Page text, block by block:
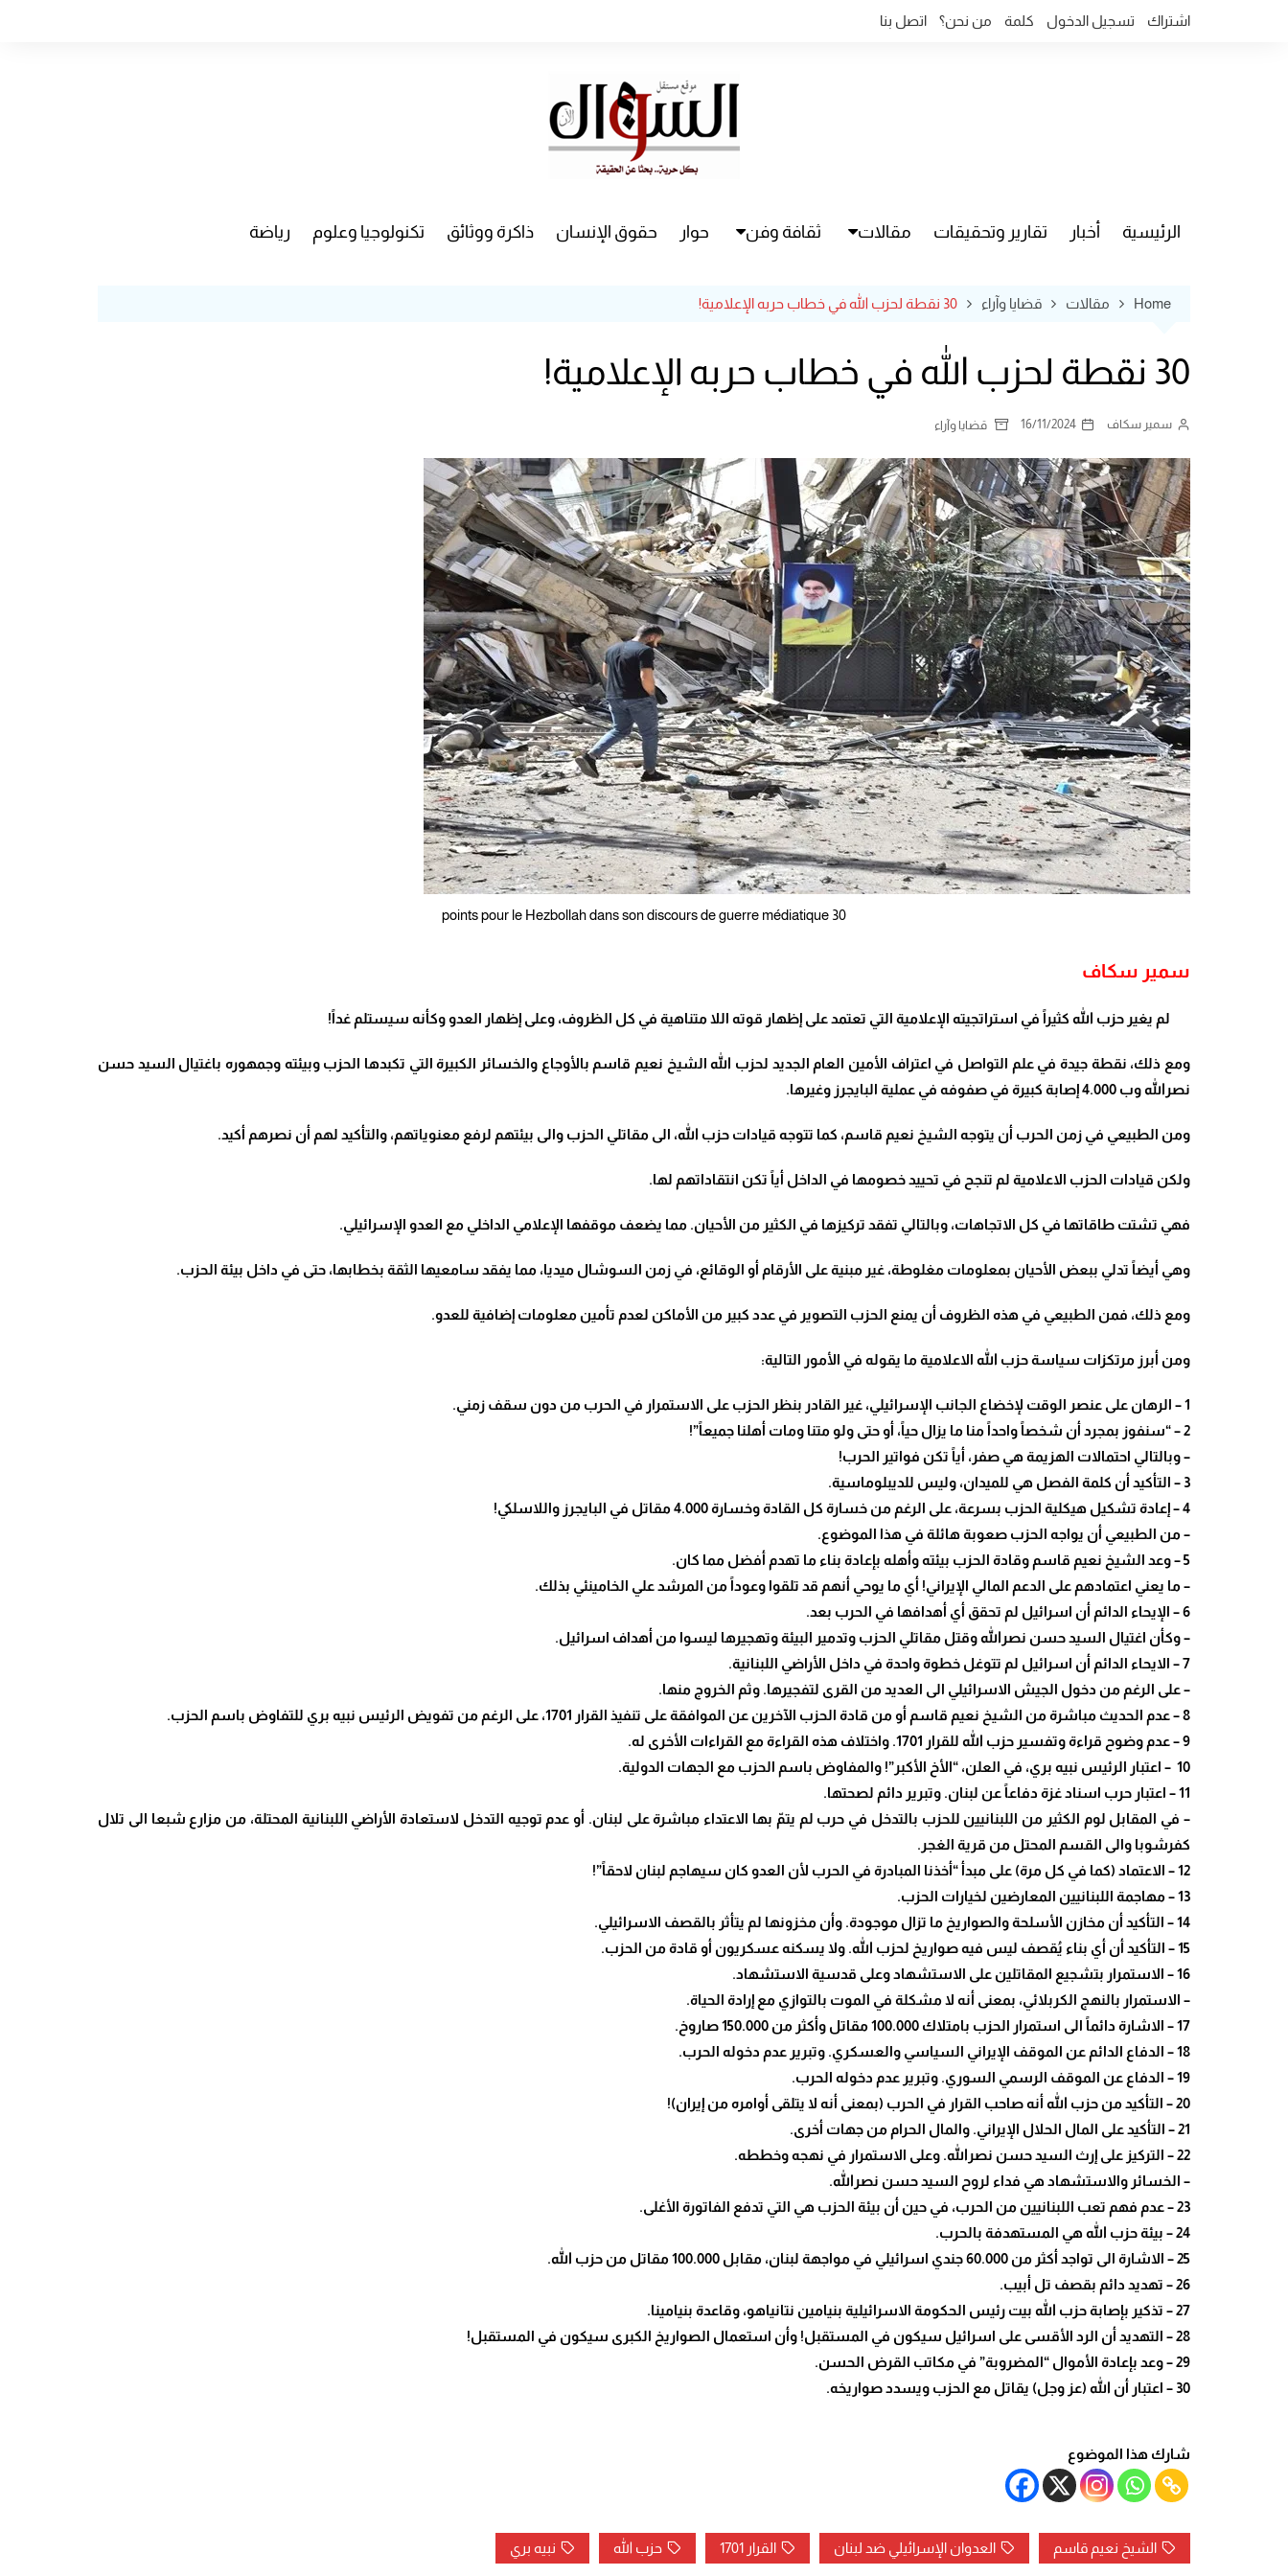
اشتراك تسجيل الدخول كلمة من نحن؟ اتصل بنا
الرئيسية أخبار تقارير وتحقيقات مقالات ثقافة وفن
مسرح
حوار حقوق الإنسان ذاكرة ووثائق تكنولوجيا وعلوم رياضة
Home مقالات قضايا وآراء 30 نقطة لحزب الله في خطاب حربه الإعلامية!
30 نقطة لحزب الله في خطاب حربه الإعلامية!
سمير سكاف 16/11/2024 قضايا وآراء
30 points pour le Hezbollah dans son discours de guerre médiatique
سمير سكاف
لم يغير حزب الله كثيراً في استراتجيته الإعلامية التي تعتمد على إظهار قوته اللا متناهية في كل الظروف، وعلى إظهار العدو وكأنه سيستلم غداً!
ومع ذلك، نقطة جيدة في علم التواصل في اعتراف الأمين العام الجديد لحزب الله الشيخ نعيم قاسم بالأوجاع والخسائر الكبيرة التي تكبدها الحزب وبيئته وجمهوره باغتيال السيد حسن
نصرالله وب 4.000 إصابة كبيرة في صفوفه في عملية البايجرز وغيرها.
ومن الطبيعي في زمن الحرب أن يتوجه الشيخ نعيم قاسم، كما تتوجه قيادات حزب الله، الى مقاتلي الحزب والى بيئتهم لرفع معنوياتهم، والتأكيد لهم أن نصرهم أكيد.
ولكن قيادات الحزب الاعلامية لم تنجح في تحييد خصومها في الداخل أياً تكن انتقاداتهم لها.
فهي تشتت طاقاتها في كل الاتجاهات، وبالتالي تفقد تركيزها في الكثير من الأحيان. مما يضعف موقفها الإعلامي الداخلي مع العدو الإسرائيلي.
وهي أيضاً تدلي ببعض الأحيان بمعلومات مغلوطة، غير مبنية على الأرقام أو الوقائع، في زمن السوشال ميديا، مما يفقد سامعيها الثقة بخطابها، حتى في داخل بيئة الحزب.
ومع ذلك، فمن الطبيعي في هذه الظروف أن يمنع الحزب التصوير في عدد كبير من الأماكن لعدم تأمين معلومات إضافية للعدو.
ومن أبرز مرتكزات سياسة حزب الله الاعلامية ما يقوله في الأمور التالية:
1 – الرهان على عنصر الوقت لإخضاع الجانب الإسرائيلي، غير القادر بنظر الحزب على الاستمرار في الحرب من دون سقف زمني.
2 – “سنفوز بمجرد أن شخصاً واحداً منا ما يزال حياً، أو حتى ولو متنا ومات أهلنا جميعاً”!
– وبالتالي احتمالات الهزيمة هي صفر، أياً تكن فواتير الحرب!
3 – التأكيد أن كلمة الفصل هي للميدان، وليس للديبلوماسية.
4 – إعادة تشكيل هيكلية الحزب بسرعة، على الرغم من خسارة كل القادة وخسارة 4.000 مقاتل في البايجرز واللاسلكي!
– من الطبيعي أن يواجه الحزب صعوبة هائلة في هذا الموضوع.
5 – وعد الشيخ نعيم قاسم وقادة الحزب بيئته وأهله بإعادة بناء ما تهدم أفضل مما كان.
– ما يعني اعتمادهم على الدعم المالي الإيراني! أي ما يوحي أنهم قد تلقوا وعوداً من المرشد علي الخامينئي بذلك.
6 – الإيحاء الدائم أن اسرائيل لم تحقق أي أهدافها في الحرب بعد.
– وكأن اغتيال السيد حسن نصرالله وقتل مقاتلي الحزب وتدمير البيئة وتهجيرها ليسوا من أهداف اسرائيل.
7 – الايحاء الدائم أن اسرائيل لم تتوغل خطوة واحدة في داخل الأراضي اللبنانية.
– على الرغم من دخول الجيش الاسرائيلي الى العديد من القرى لتفجيرها. وثم الخروج منها.
8 – عدم الحديث مباشرة من الشيخ نعيم قاسم أو من قادة الحزب الآخرين عن الموافقة على تنفيذ القرار 1701، على الرغم من تفويض الرئيس نبيه بري للتفاوض باسم الحزب.
9 – عدم وضوح قراءة وتفسير حزب الله للقرار 1701. واختلاف هذه القراءة مع القراءات الأخرى له.
10 – اعتبار الرئيس نبيه بري، في العلن، “الأخ الأكبر”! والمفاوض باسم الحزب مع الجهات الدولية.
11 – اعتبار حرب اسناد غزة دفاعاً عن لبنان. وتبرير دائم لصحتها.
– في المقابل لوم الكثير من اللبنانيين للحزب بالتدخل في حرب لم يتمّ بها الاعتداء مباشرة على لبنان. أو عدم توجيه التدخل لاستعادة الأراضي اللبنانية المحتلة، من مزارع شبعا الى تلال
كفرشوبا والى القسم المحتل من قرية الغجر.
12 – الاعتماد (كما في كل مرة) على مبدأ “أخذنا المبادرة في الحرب لأن العدو كان سيهاجم لبنان لاحقاً”!
13 – مهاجمة اللبنانيين المعارضين لخيارات الحزب.
14 – التأكيد أن مخازن الأسلحة والصواريخ ما تزال موجودة. وأن مخزونها لم يتأثر بالقصف الاسرائيلي.
15 – التأكيد أن أي بناء يُقصف ليس فيه صواريخ لحزب الله. ولا يسكنه عسكريون أو قادة من الحزب.
16 – الاستمرار بتشجيع المقاتلين على الاستشهاد وعلى قدسية الاستشهاد.
– الاستمرار بالنهج الكربلائي، بمعنى أنه لا مشكلة في الموت بالتوازي مع إرادة الحياة.
17 – الاشارة دائماً الى استمرار الحزب بامتلاك 100.000 مقاتل وأكثر من 150.000 صاروخ.
18 – الدفاع الدائم عن الموقف الإيراني السياسي والعسكري. وتبرير عدم دخوله الحرب.
19 – الدفاع عن الموقف الرسمي السوري. وتبرير عدم دخوله الحرب.
20 – التأكيد من حزب الله أنه صاحب القرار في الحرب (بمعنى أنه لا يتلقى أوامره من إيران)!
21 – التأكيد على المال الحلال الإيراني. والمال الحرام من جهات أخرى.
22 – التركيز على إرث السيد حسن نصرالله. وعلى الاستمرار في نهجه وخططه.
– الخسائر والاستشهاد هي فداء لروح السيد حسن نصرالله.
23 – عدم فهم تعب اللبنانيين من الحرب، في حين أن بيئة الحزب هي التي تدفع الفاتورة الأغلى.
24 – بيئة حزب الله هي المستهدفة بالحرب.
25 – الاشارة الى تواجد أكثر من 60.000 جندي اسرائيلي في مواجهة لبنان، مقابل 100.000 مقاتل من حزب الله.
26 – تهديد دائم بقصف تل أبيب.
27 – تذكير بإصابة حزب الله بيت رئيس الحكومة الاسرائيلية بنيامين نتانياهو، وقاعدة بنيامينا.
28 – التهديد أن الرد الأقسى على اسرائيل سيكون في المستقبل! وأن استعمال الصواريخ الكبرى سيكون في المستقبل!
29 – وعد بإعادة الأموال “المضروبة” في مكاتب القرض الحسن.
30 – اعتبار أن الله (عز وجل) يقاتل مع الحزب ويسدد صواريخه.
شارك هذا الموضوع
الشيخ نعيم قاسم العدوان الإسرائيلي ضد لبنان القرار 1701 حزب الله نبيه بري